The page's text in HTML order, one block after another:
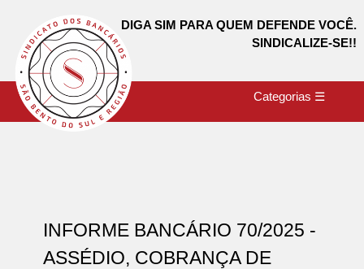
DIGA SIM PARA QUEM DEFENDE VOCÊ.
SINDICALIZE-SE!!
Categorias ☰
INFORME BANCÁRIO 70/2025 -
ASSÉDIO, COBRANÇA DE